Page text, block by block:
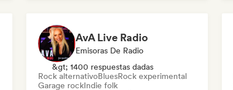
AvA Live Radio
Emisoras De Radio
&gt; 1400 respuestas dadas
Rock alternativoBluesRock experimental
Garage rockIndie folk